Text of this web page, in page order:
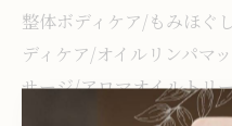
整体ボディケア/もみほぐ
ディケア/オイルリンパマ
サージ/アロマオイルトリ
ッドスパ/足裏フットオイ